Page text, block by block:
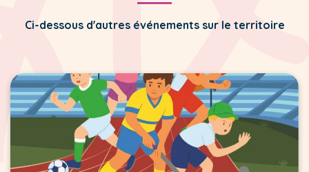
Ci-dessous d'autres événements sur le territoire